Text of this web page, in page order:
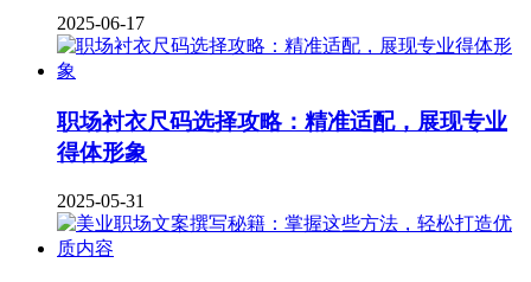
2025-06-17
职场衬衣尺码选择攻略：精准适配，展现专业
得体形象
2025-05-31